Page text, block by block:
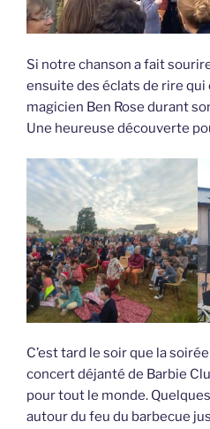
Si notre chanson a fait
ensuite des éclats de rire qui
magicien Ben Rose durant
Une heureuse découverte
C’est tard le soir que la
concert déjanté de Barbie
pour tout le monde.
autour du feu du barbecue